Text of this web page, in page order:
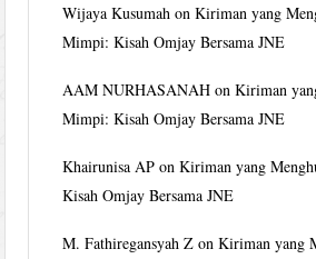
Wijaya Kusumah onKiriman yang
Mimpi: Kisah Omjay Bersama JNE
AAM NURHASANAH onKiriman
Mimpi: Kisah Omjay Bersama JNE
Khairunisa AP onKiriman yang
Kisah Omjay Bersama JNE
M. Fathiregansyah Z onKiriman yang